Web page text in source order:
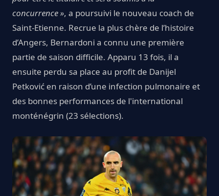
concurrence », a poursuivi le nouveau coach de
Saint-Etienne. Recrue la plus chère de l’histoire
d’Angers, Bernardoni a connu une première
partie de saison difficile. Apparu 13 fois, il a
ensuite perdu sa place au profit de Danijel
Petković en raison d’une infection pulmonaire et
des bonnes performances de l'international
monténégrin (23 sélections).